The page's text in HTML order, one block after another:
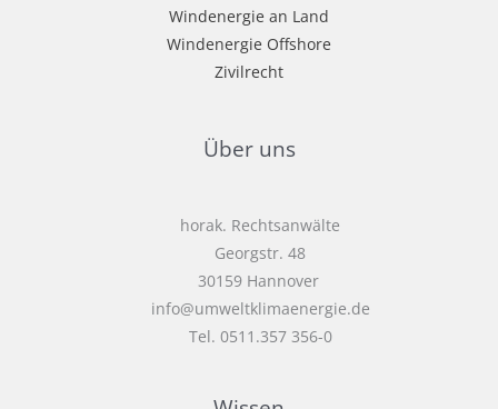
Windenergie an Land
Windenergie Offshore
Zivilrecht
Über uns
horak. Rechtsanwälte
Georgstr. 48
30159 Hannover
info@umweltklimaenergie.de
Tel. 0511.357 356-0